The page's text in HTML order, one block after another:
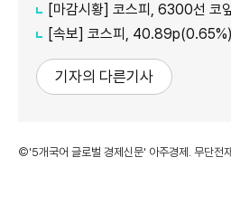
[마감시황] 코스피, 6300선 코앞서 마감…
[속보] 코스피,
기자의 다른기사
©'5개국어 글로벌 경제신문' 아주경제. 무단전재